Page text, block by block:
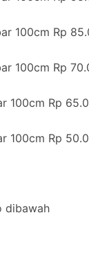
100cm Rp
100cm Rp
100cm Rp
100cm Rp
dibawah